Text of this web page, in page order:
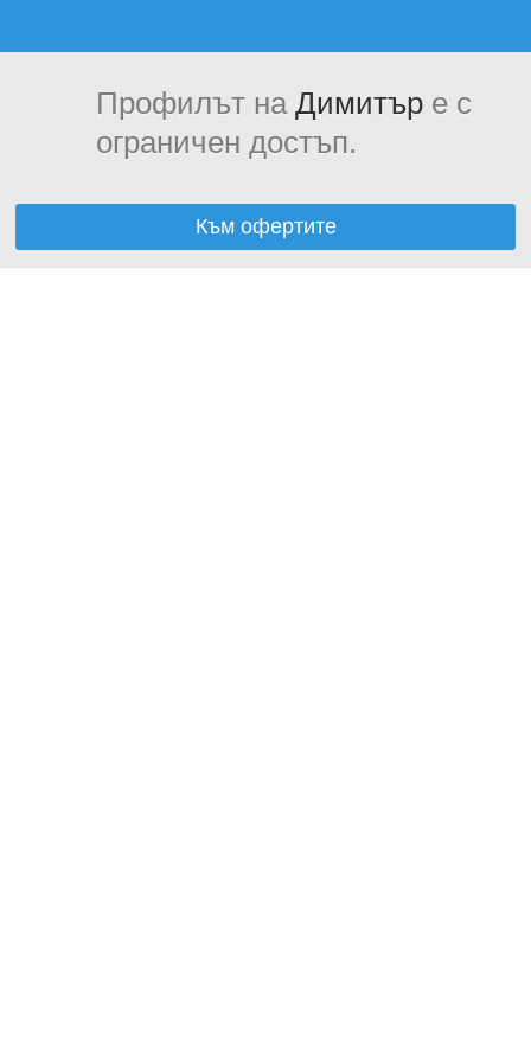
Профилът на Димитър е с
ограничен достъп.
Към офертите